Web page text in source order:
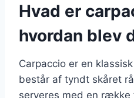
Hvad er
hvordan blev
Carpaccio er en
består af tyndt skåret
serveres med en række